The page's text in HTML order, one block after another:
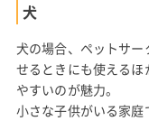
犬
犬の場合、ペットサ
せるときにも使える
やすいのが魅力。
小さな子供がいる家